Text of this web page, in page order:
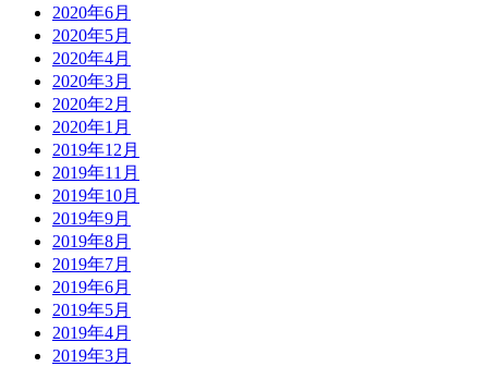
2020年6月
2020年5月
2020年4月
2020年3月
2020年2月
2020年1月
2019年12月
2019年11月
2019年10月
2019年9月
2019年8月
2019年7月
2019年6月
2019年5月
2019年4月
2019年3月